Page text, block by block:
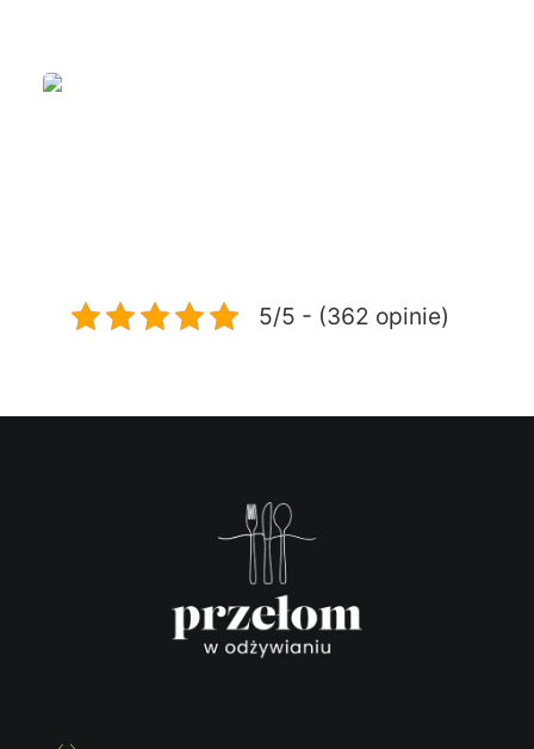
Dietoterapia – jak dieta wspiera leczenie i
Dietoterapia to skuteczne wsparcie leczenia wielu
chorób – dowiedz się, jak dieta wpływa na zdrowie
5/5 - (362 opinie)